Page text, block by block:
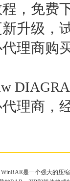
，免费
升级，
理商购
理商，
是一个强大的压